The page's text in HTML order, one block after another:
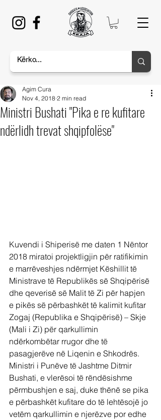
Ministri Bushati "Pika e re kufitare
ndërlidh trevat shqipfolëse"
Agim Cura
Nov 4, 2018 2 min read
Kuvendi i Shiperisë me daten 1 Nëntor
2018 miratoi projektligjin për ratifikimin
e marrëveshjes ndërmjet Këshillit të
Ministrave të Republikës së Shqipërisë
dhe qeverisë së Malit të Zi për hapjen
e pikës së përbashkët të kalimit kufitar
Zogaj (Republika e Shqipërisë) – Skje
(Mali i Zi) për qarkullimin
ndërkombëtar rrugor dhe të
pasagjerëve në Liqenin e Shkodrës.
Ministri i Punëve të Jashtme Ditmir
Bushati, e vlerësoi të rëndësishme
përmbushjen e saj, duke thënë se pika
e përbashkët kufitare do të lehtësojë jo
vetëm qarkullimin e njerëzve por edhe